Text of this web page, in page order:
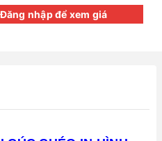
Đăng nhập để xem giá